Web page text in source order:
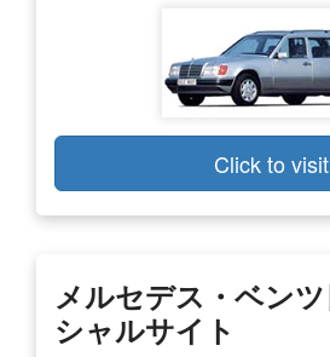
Click to visit
メルセデス・ベン
シャルサイト